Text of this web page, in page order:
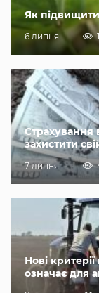
Як підвищити
6 липня
Страхування
захистити
7 липня
Нові
означає для